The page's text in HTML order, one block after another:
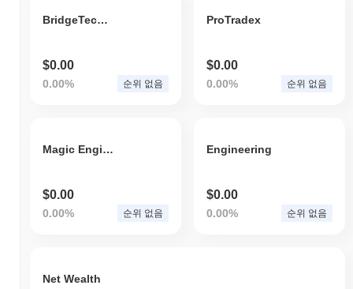
BridgeTech USDT BUSDT
$0.00
0.00% 순위 없음
ProTradex
$0.00
0.00% 순위 없음
Magic Engineering
$0.00
0.00% 순위 없음
Engineering
$0.00
0.00% 순위 없음
Net Wealth